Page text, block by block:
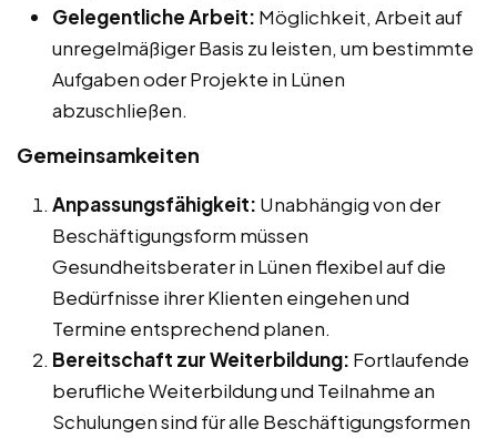
Gelegentliche Arbeit: Möglichkeit, Arbeit auf
unregelmäßiger Basis zu leisten, um bestimmte
Aufgaben oder Projekte in Lünen
abzuschließen.
Gemeinsamkeiten
Anpassungsfähigkeit: Unabhängig von der
Beschäftigungsform müssen
Gesundheitsberater in Lünen flexibel auf die
Bedürfnisse ihrer Klienten eingehen und
Termine entsprechend planen.
Bereitschaft zur Weiterbildung: Fortlaufende
berufliche Weiterbildung und Teilnahme an
Schulungen sind für alle Beschäftigungsformen